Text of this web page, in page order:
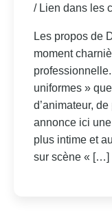
/ Lien dans les
Les propos de
moment
uniformes »
d’animateur,
annonce ici
plus intime et
sur scène « […]